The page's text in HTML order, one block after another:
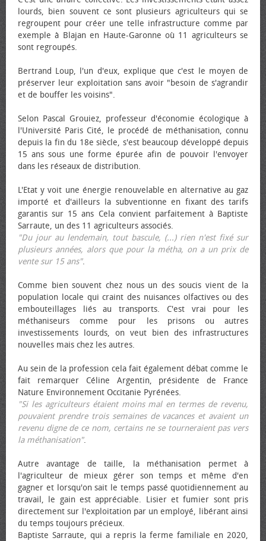
lourds, bien souvent ce sont plusieurs agriculteurs qui se
regroupent pour créer une telle infrastructure comme par
exemple à Blajan en Haute-Garonne où 11 agriculteurs se
sont regroupés.
Bertrand Loup, l'un d'eux, explique que c'est le moyen de
préserver leur exploitation sans avoir "besoin de s'agrandir
et de bouffer les voisins".
Selon Pascal Grouiez, professeur d'économie écologique à
l'Université Paris Cité, le procédé de méthanisation, connu
depuis la fin du 18e siècle, s'est beaucoup développé depuis
15 ans sous une forme épurée afin de pouvoir l'envoyer
dans les réseaux de distribution.
L'Etat y voit une énergie renouvelable en alternative au gaz
importé et d'ailleurs la subventionne en fixant des tarifs
garantis sur 15 ans Cela convient parfaitement à Baptiste
Sarraute, un des 11 agriculteurs associés.
"Du jour au lendemain, tout bascule, (...) rien n'est fixé sur
plusieurs années, alors que pour la métha, on a un prix de
vente sur 15 ans".
Comme bien souvent chez nous un des soucis vient de la
population locale qui craint des nuisances olfactives ou des
embouteillages liés au transports. C'est vrai pour les
méthaniseurs comme pour les prisons ou autres
investissements lourds, on veut bien des infrastructures
nouvelles mais chez les autres.
Au sein de la profession cela fait également débat comme le
fait remarquer Céline Argentin, présidente de France
Nature Environnement Occitanie Pyrénées.
"Si les agriculteurs étaient moins mal en termes de revenu,
pouvaient prendre trois semaines de vacances et avaient un
revenu digne de ce nom, certains ne se tourneraient pas vers
la méthanisation".
Autre avantage de taille, la méthanisation permet à
l'agriculteur de mieux gérer son temps et même d'en
gagner et lorsqu'on sait le temps passé quotidiennement au
travail, le gain est appréciable. Lisier et fumier sont pris
directement sur l'exploitation par un employé, libérant ainsi
du temps toujours précieux.
Baptiste Sarraute, qui a repris la ferme familiale en 2020,